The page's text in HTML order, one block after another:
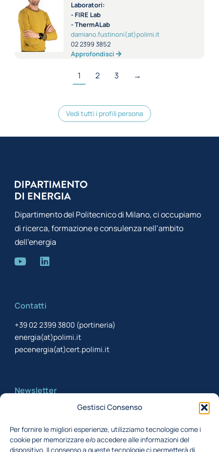
Gestisci Consenso
Per fornire le migliori esperienze, utilizziamo tecnologie come i
cookie per memorizzare e/o accedere alle informazioni del
dispositivo. Il consenso a queste tecnologie ci permetterà di
Laboratori:
- FIRE Lab
- ThermALab
damiano.fustinoni(at)polimi.it
02 2399 3852
Approfondisci
1 2 3 →
Vedi tutti i profili persona
Dipartimento del Politecnico di Milano, ci occupiamo
di ricerca, formazione e consulenza nell’ambito
dell’energia
Contatti
+39 02 2399 3800 (portineria)
energia(at)polimi.it
pecenergia(at)cert.polimi.it
Newsletter
Iscriviti alla newsletter per rimanere aggiornato
Acconsento al trattamento dei miei dati,